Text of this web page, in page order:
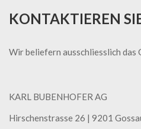
KONTAKTIEREN
Wir beliefern ausschliesslich
KARL BUBENHOFER AG
Hirschenstrasse 26 | ​9201